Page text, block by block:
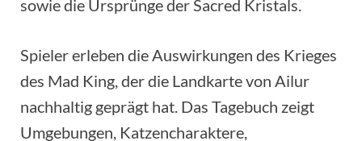
sowie die Ursprünge der Sacred Kristals.
Spieler erleben die Auswirkungen des Krieges
des Mad King, der die Landkarte von Ailur
nachhaltig geprägt hat. Das Tagebuch zeigt
Umgebungen, Katzencharaktere,